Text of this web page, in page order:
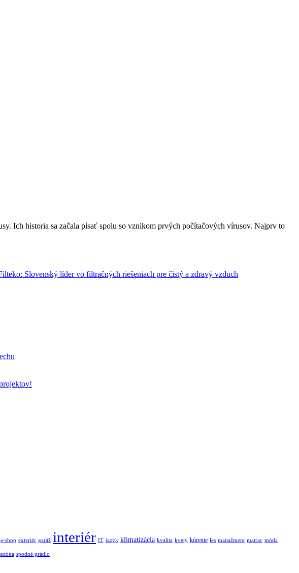
Ich historia sa začala písať spolu so vznikom prvých počítačových vírusov. Najprv to
Slovenský líder vo filtračných riešeniach pre čistý a zdravý vzduch
e-shop exteriér garáž interiér IT jazyk klimatizácia kvalita kvety kúrenie les manažment matrac móda
spodné prádlo